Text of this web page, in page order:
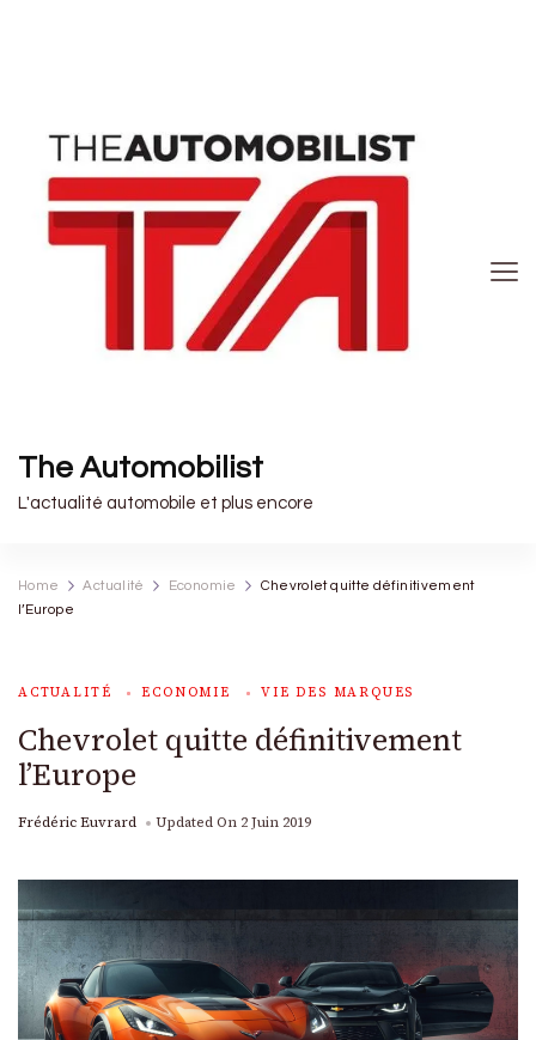
The Automobilist
L'actualité automobile et plus encore
Home Actualité Economie
Chevrolet quitte définitivement
l’Europe
ACTUALITÉ ECONOMIE VIE DES MARQUES
Chevrolet quitte définitivement
l’Europe
Frédéric Euvrard Updated On 2 Juin 2019